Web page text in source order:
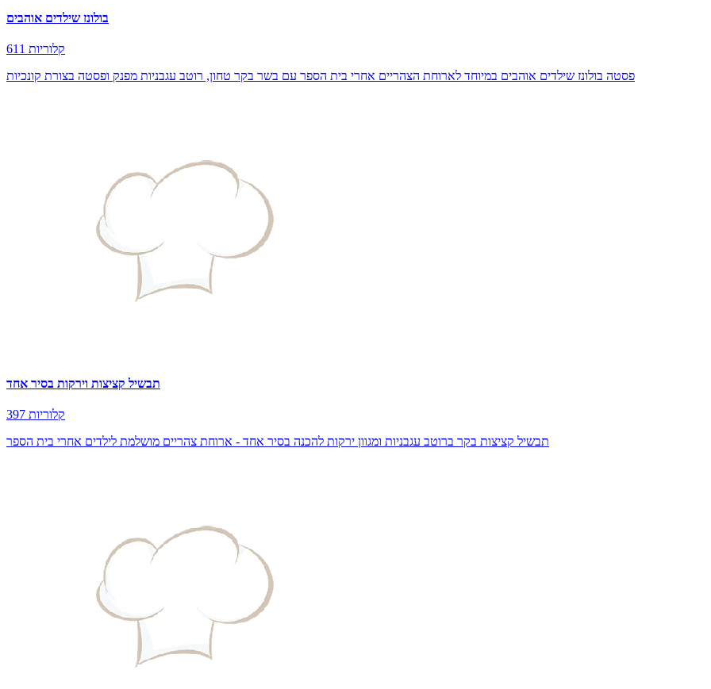
בולונז שילדים אוהבים
611 קלוריות
פסטה בולונז שילדים אוהבים במיוחד לארוחת הצהריים אחרי בית הספר עם בשר בקר טחון, רוטב עגבניות מפנק ופסטה בצורת קונכיות
תבשיל קציצות וירקות בסיר אחד
397 קלוריות
תבשיל קציצות בקר ברוטב עגבניות ומגוון ירקות להכנה בסיר אחד - ארוחת צהריים מושלמת לילדים אחרי בית הספר